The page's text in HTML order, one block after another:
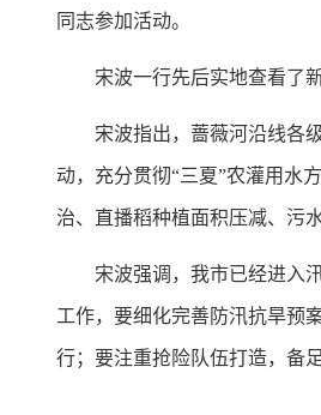
同志参加活动。
宋波一行先后实地查看了
宋波指出，蔷薇河沿线各
动，充分贯彻“三夏”农灌用水
治、直播稻种植面积压减、污
宋波强调，我市已经进入
工作，要细化完善防汛抗旱预
行；要注重抢险队伍打造，备